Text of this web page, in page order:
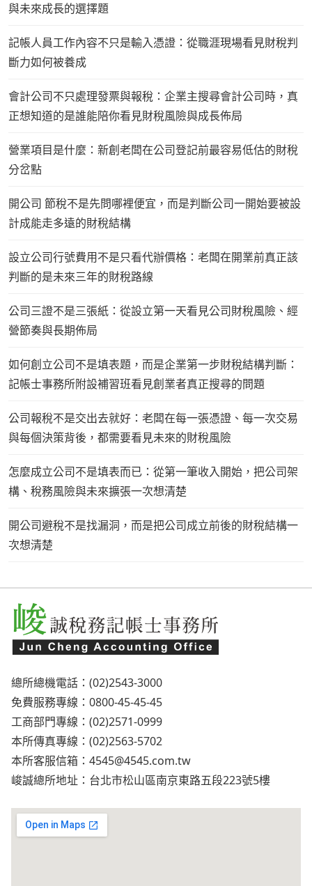
與未來成長的選擇題
記帳人員工作內容不只是輸入憑證：從職涯現場看見財稅判
斷力如何被養成
會計公司不只處理發票與報稅：企業主搜尋會計公司時，真
正想知道的是誰能陪你看見財稅風險與成長佈局
營業項目是什麼：新創老闆在公司登記前最容易低估的財稅
分岔點
開公司 節稅不是先問哪裡便宜，而是判斷公司一開始要被設
計成能走多遠的財稅結構
設立公司行號費用不是只看代辦價格：老闆在開業前真正該
判斷的是未來三年的財稅路線
公司三證不是三張紙：從設立第一天看見公司財稅風險、經
營節奏與長期佈局
如何創立公司不是填表題，而是企業第一步財稅結構判斷：
記帳士事務所附設補習班看見創業者真正搜尋的問題
公司報稅不是交出去就好：老闆在每一張憑證、每一次交易
與每個決策背後，都需要看見未來的財稅風險
怎麼成立公司不是填表而已：從第一筆收入開始，把公司架
構、稅務風險與未來擴張一次想清楚
開公司避稅不是找漏洞，而是把公司成立前後的財稅結構一
次想清楚
總所總機電話：(02)2543-3000
免費服務專線：0800-45-45-45
工商部門專線：(02)2571-0999
本所傳真專線：(02)2563-5702
本所客服信箱： 4545@4545.com.tw
峻誠總所地址：台北市松山區南京東路五段223號5樓